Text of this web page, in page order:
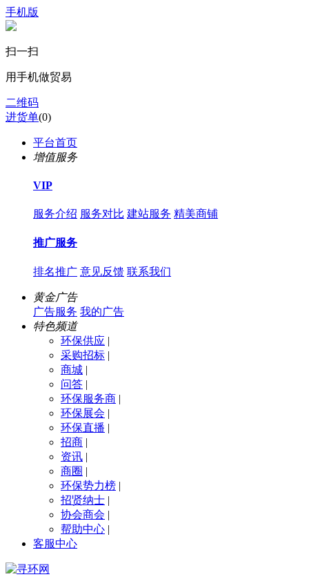
手机版
扫一扫
用手机做贸易
二维码
进货单(0)
平台首页
增值服务
VIP
服务介绍 服务对比 建站服务 精美商铺
推广服务
排名推广 意见反馈 联系我们
黄金广告
广告服务 我的广告
特色频道
环保供应 |
采购招标 |
商城 |
问答 |
环保服务商 |
环保展会 |
环保直播 |
招商 |
资讯 |
商圈 |
环保势力榜 |
招贤纳士 |
协会商会 |
帮助中心 |
客服中心